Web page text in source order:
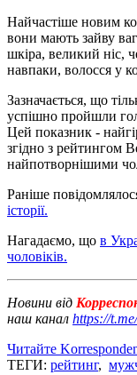
Найчастіше новим
вони мають зайву
шкіра, великий ніс,
навпаки, волосся у
Зазначається, що
успішно пройшли
Цей показник -
згідно з рейтингом
найпотворнішими
Раніше
історії.
Нагадаємо, що в
чоловіків.
Новини від
наш канал https://
Читайте
ТЕГИ: рейтинг,